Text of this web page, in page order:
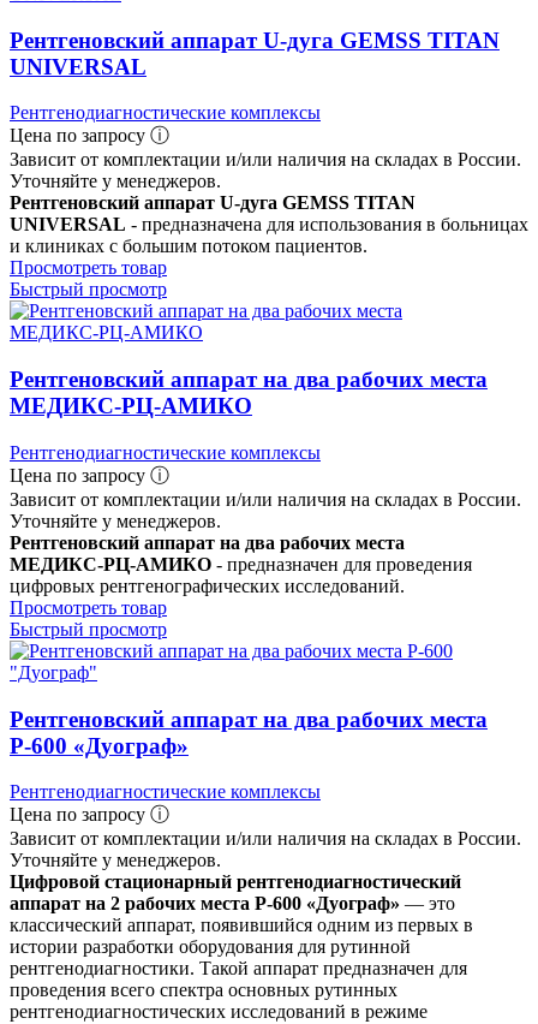
Рентгеновский аппарат U-дуга GEMSS TITAN
UNIVERSAL
Рентгенодиагностические комплексы
Цена по запросу ⓘ
Зависит от комплектации и/или наличия на складах в России.
Уточняйте у менеджеров.
Рентгеновский аппарат U-дуга GEMSS TITAN
UNIVERSAL - предназначена для использования в больницах
и клиниках с большим потоком пациентов.
Просмотреть товар
Быстрый просмотр
Рентгеновский аппарат на два рабочих места
МЕДИКС‑РЦ‑АМИКО
Рентгенодиагностические комплексы
Цена по запросу ⓘ
Зависит от комплектации и/или наличия на складах в России.
Уточняйте у менеджеров.
Рентгеновский аппарат на два рабочих места
МЕДИКС‑РЦ‑АМИКО - предназначен для проведения
цифровых рентгенографических исследований.
Просмотреть товар
Быстрый просмотр
Рентгеновский аппарат на два рабочих места
Р-600 «Дуограф»
Рентгенодиагностические комплексы
Цена по запросу ⓘ
Зависит от комплектации и/или наличия на складах в России.
Уточняйте у менеджеров.
Цифровой стационарный рентгенодиагностический
аппарат на 2 рабочих места Р-600 «Дуограф» — это
классический аппарат, появившийся одним из первых в
истории разработки оборудования для рутинной
рентгенодиагностики. Такой аппарат предназначен для
проведения всего спектра основных рутинных
рентгенодиагностических исследований в режиме